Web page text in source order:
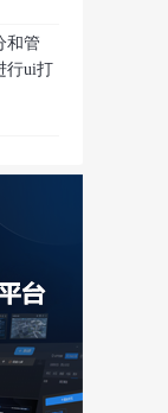
和管
行ui打